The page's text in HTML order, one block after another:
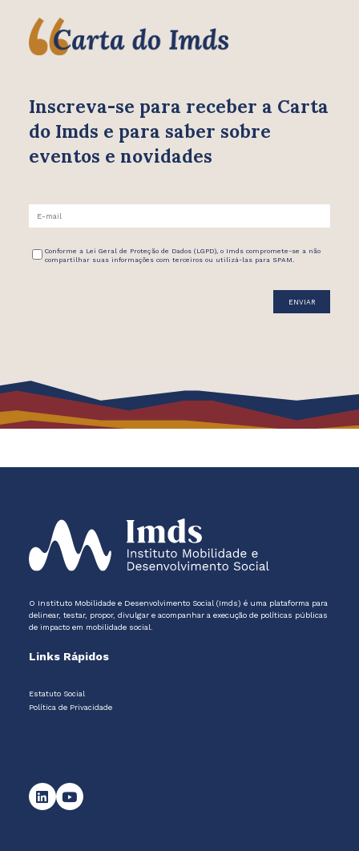
Inscreva-se para receber a Carta
do Imds e para saber sobre
eventos e novidades
Conforme a Lei Geral de Proteção de Dados (LGPD), o Imds compromete-se a não
compartilhar suas informações com terceiros ou utilizá-las para SPAM.
O Instituto Mobilidade e Desenvolvimento Social (Imds) é uma plataforma para
delinear, testar, propor, divulgar e acompanhar a execução de políticas públicas
de impacto em mobilidade social.
Links Rápidos
Estatuto Social
Política de Privacidade